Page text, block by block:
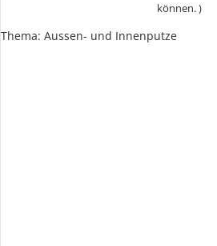
können. )
Thema: Aussen- und Innenputze